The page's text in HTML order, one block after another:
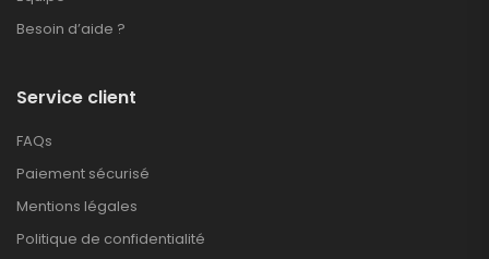
Besoin d’aide ?
Service client
FAQs
Paiement sécurisé
Mentions légales
Politique de confidentialité